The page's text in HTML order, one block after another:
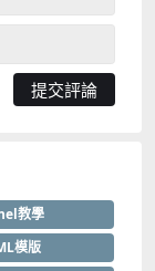
教學
模版